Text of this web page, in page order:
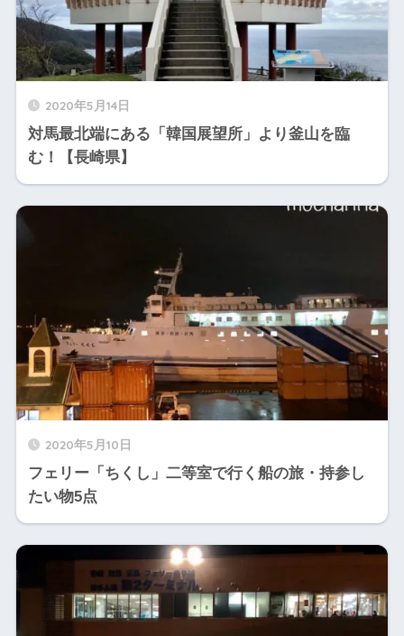
2020年5月14日
対馬最北端にある「韓国展望所」より釜山を臨
む！【長崎県】
2020年5月10日
フェリー「ちくし」二等室で行く船の旅・持参し
たい物5点